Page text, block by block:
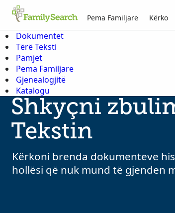
Pema Familjare Kërko
Dokumentet
Tërë Teksti
Pamjet
Pema Familjare
Gjenealogjitë
Katalogu
Shkyçni
Tekstin
Kërkoni brenda dokumenteve
hollësi që nuk mund të gjenden